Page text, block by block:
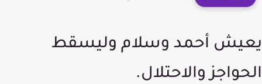
يعيش أحمد وسلام وليسقط
الحواجز والاحتلال.